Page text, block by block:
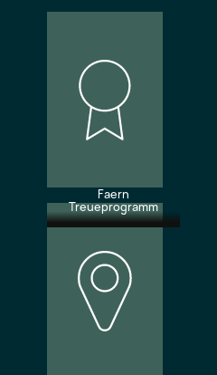
Faern
Treueprogramm